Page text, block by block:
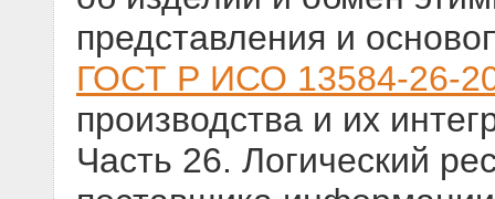
представления и
ГОСТ Р ИСО 13584-26-
производства и их
Часть 26. Логический